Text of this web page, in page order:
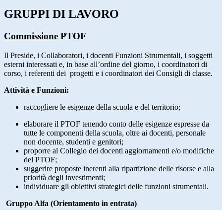
GRUPPI DI LAVORO
Commissione PTOF
Il Preside, i Collaboratori, i docenti Funzioni Strumentali, i soggetti
esterni interessati e, in base all’ordine del giorno, i coordinatori di
corso, i referenti dei progetti e i coordinatori dei Consigli di classe.
Attività e Funzioni:
raccogliere le esigenze della scuola e del territorio;
elaborare il PTOF tenendo conto delle esigenze espresse da
tutte le componenti della scuola, oltre ai docenti, personale
non docente, studenti e genitori;
proporre al Collegio dei docenti aggiornamenti e/o modifiche
del PTOF;
suggerire proposte inerenti alla ripartizione delle risorse e alla
priorità degli investimenti;
individuare gli obiettivi strategici delle funzioni strumentali.
Gruppo Alfa (Orientamento in entrata)